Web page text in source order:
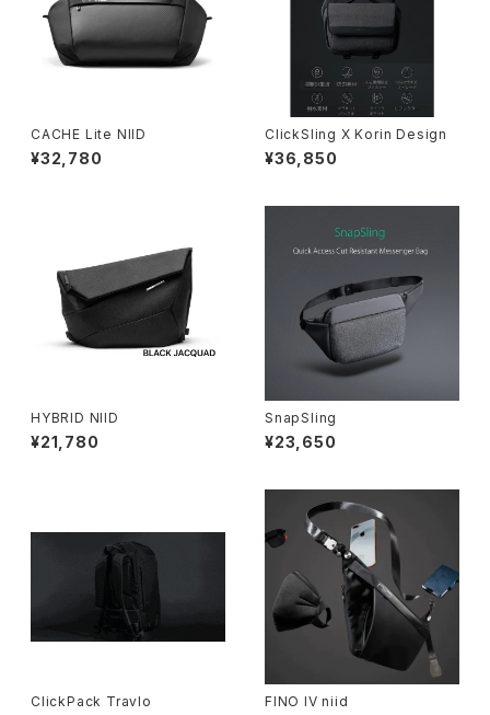
CACHE Lite NIID
¥32,780
ClickSling X Korin Design
¥36,850
HYBRID NIID
¥21,780
SnapSling
¥23,650
ClickPack Travlo FINO IV niid